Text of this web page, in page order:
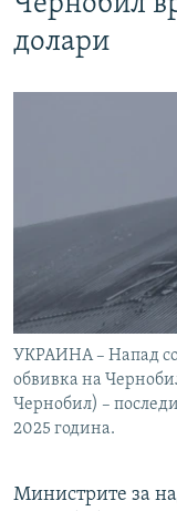
долари
УКРАИНА – Напад со
обвивка на
Чернобил) –
2025 година.
Министрите за